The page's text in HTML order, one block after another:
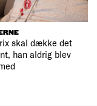
skal dække det
han aldrig blev